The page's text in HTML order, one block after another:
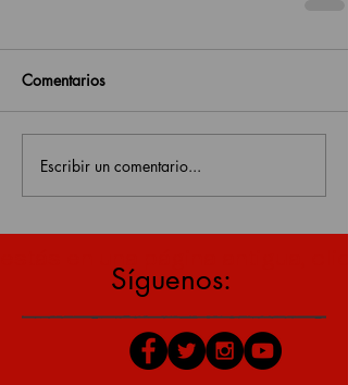
Comentarios
Escribir un comentario...
Síguenos: